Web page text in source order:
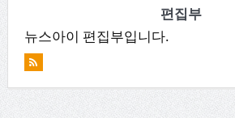
편집부
뉴스아이 편집부입니다.